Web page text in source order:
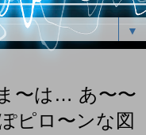
▼
〜は… あ〜〜
ピロ〜ンな図